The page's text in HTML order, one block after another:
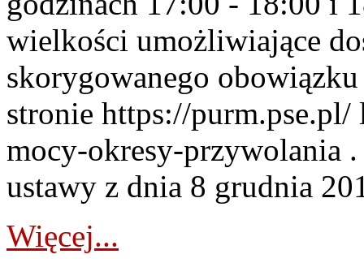
wielkości umożliwiające
skorygowanego
stronie https://
mocy-okresy-przywolania
ustawy z dnia 8 grudnia
Więcej...